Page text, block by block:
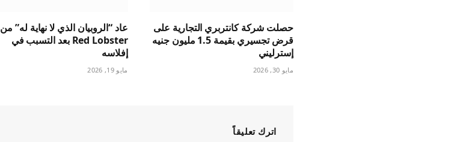
حصلت شركة كانتربري التجارية على
قرض تجسيري بقيمة 1.5 مليون جنيه
إسترليني
مايو 30, 2026
عاد “الروبيان الذي لا نهاية له” من
Red Lobster بعد التسبب في
إفلاسه
مايو 19, 2026
اترك تعليقاً